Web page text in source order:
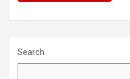
Search